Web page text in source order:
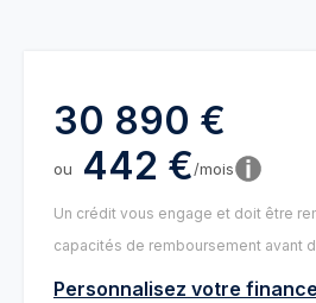
30 890 €
ou 442 €/mois
Un crédit vous engage et doit être
capacités de remboursement avant
Personnalisez votre